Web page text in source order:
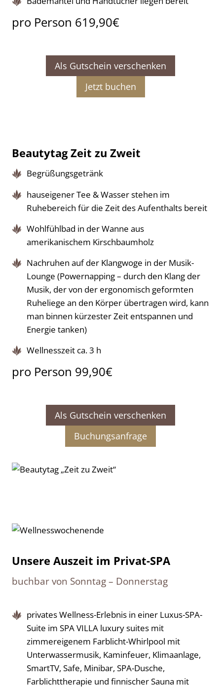
pro Person 619,90€
Als Gutschein verschenken
Jetzt buchen
Beautytag Zeit zu Zweit
Begrüßungsgetränk
hauseigener Tee & Wasser stehen im
Ruhebereich für die Zeit des Aufenthalts bereit
Wohlfühlbad in der Wanne aus
amerikanischem Kirschbaumholz
Nachruhen auf der Klangwoge in der Musik-
Lounge (Powernapping – durch den Klang der
Musik, der von der ergonomisch geformten
Ruheliege an den Körper übertragen wird, kann
man binnen kürzester Zeit entspannen und
Energie tanken)
Wellnesszeit ca. 3 h
pro Person 99,90€
Als Gutschein verschenken
Buchungsanfrage
Unsere Auszeit im Privat-SPA
buchbar von Sonntag – Donnerstag
privates Wellness-Erlebnis in einer Luxus-SPA-
Suite im SPA VILLA luxury suites mit
zimmereigenem Farblicht-Whirlpool mit
Unterwassermusik, Kaminfeuer, Klimaanlage,
SmartTV, Safe, Minibar, SPA-Dusche,
Farblichttherapie und finnischer Sauna mit